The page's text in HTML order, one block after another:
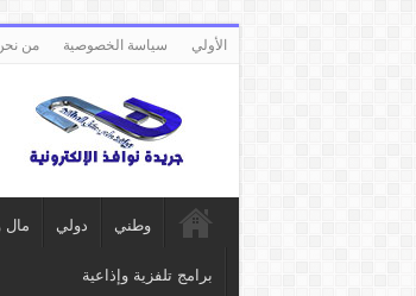
الأولي سياسة الخصوصية من
وطني دولي مال
برامج تلفزية وإذاعية